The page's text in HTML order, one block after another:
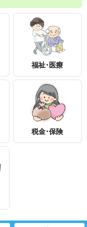
福祉･医療
税金･保険